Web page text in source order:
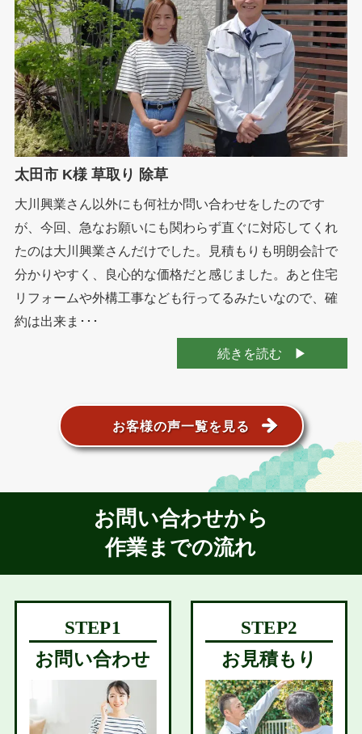
太田市 K様 草取り 除草
大川興業さん以外にも何社か問い合わせをしたのです
が、今回、急なお願いにも関わらず直ぐに対応してくれ
たのは大川興業さんだけでした。見積もりも明朗会計で
分かりやすく、良心的な価格だと感じました。あと住宅
リフォームや外構工事なども行ってるみたいなので、確
約は出来ま･･･
続きを読む
お客様の声一覧を見る
お問い合わせから
作業までの流れ
お問い合わせ お見積もり